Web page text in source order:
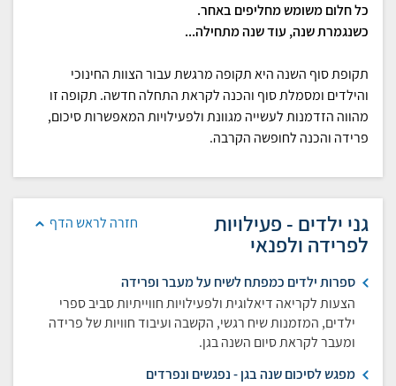
כל חלום משומש מחליפים באחר.
כשנגמרת שנה, עוד שנה מתחילה...
תקופת סוף השנה היא תקופה מרגשת עבור הצוות החינוכי
והילדים ומסמלת סוף והכנה לקראת התחלה חדשה. תקופה זו
מהווה הזדמנות לעשייה מגוונת ולפעילויות המאפשרות סיכום,
פרידה והכנה לחופשה הקרבה.
חזרה לראש הדף גני ילדים - פעילויות
לפרידה ולפנאי
ספרות ילדים כמפתח לשיח על מעבר ופרידה
הצעות לקריאה דיאלוגית ולפעילויות חווייתיות סביב ספרי
ילדים, המזמנות שיח רגשי, הקשבה ועיבוד חוויות של פרידה
ומעבר לקראת סיום השנה בגן.
מפגש לסיכום שנה בגן - נפגשים ונפרדים